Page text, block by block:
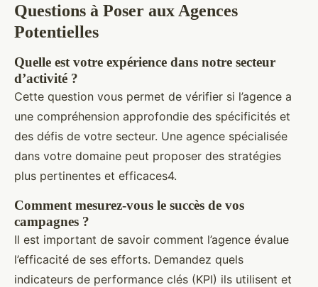
Questions à Poser aux Agences
Potentielles
Quelle est votre expérience dans notre secteur
d’activité ?
Cette question vous permet de vérifier si l’agence a
une compréhension approfondie des spécificités et
des défis de votre secteur. Une agence spécialisée
dans votre domaine peut proposer des stratégies
plus pertinentes et efficaces4.
Comment mesurez-vous le succès de vos
campagnes ?
Il est important de savoir comment l’agence évalue
l’efficacité de ses efforts. Demandez quels
indicateurs de performance clés (KPI) ils utilisent et